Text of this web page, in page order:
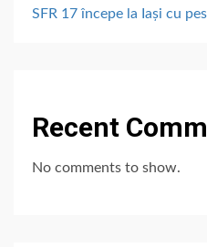
SFR 17 începe la Iași cu
Recent
No comments to show.